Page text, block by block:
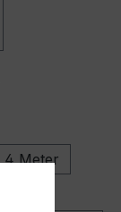
4 Meter